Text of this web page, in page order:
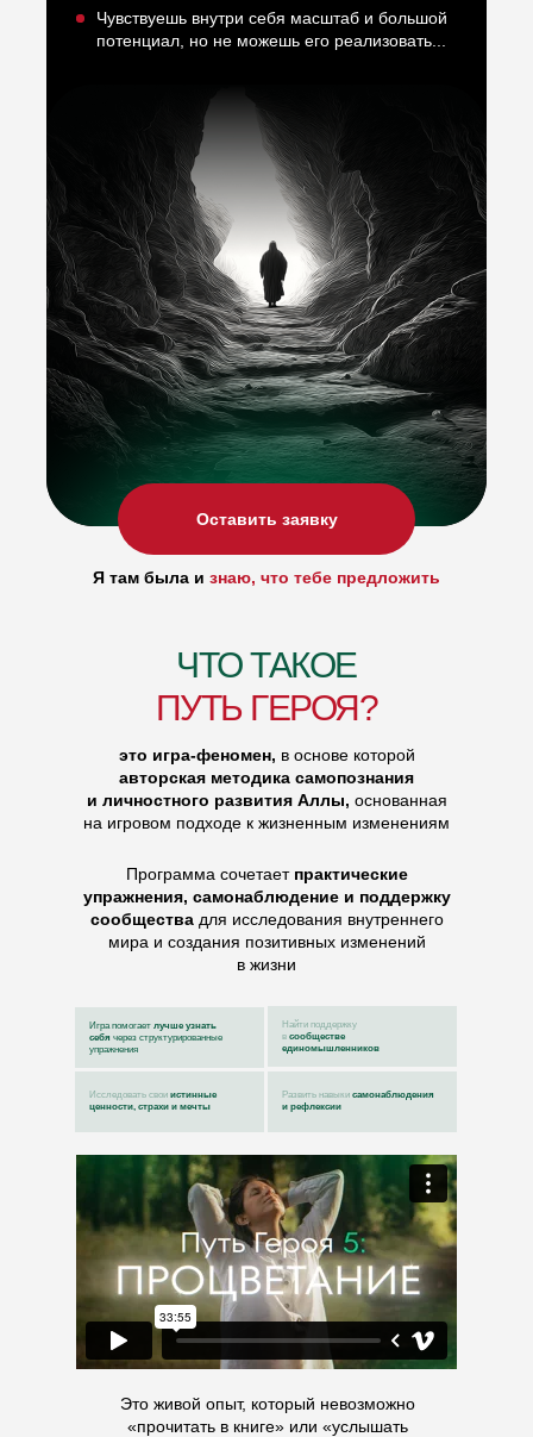
Я там была и знаю, что тебе предложить
Оставить заявку
Чувствуешь внутри себя масштаб и большой
потенциал, но не можешь его реализовать...
Это живой опыт, который невозможно
«прочитать в книге» или «услышать
Программа сочетает практические
упражнения, самонаблюдение и поддержку
сообществадля исследования внутреннего
мира и создания позитивных изменений
в жизни
это игра-феномен, в основе которой
авторская методика самопознания
и личностного развития Аллы, основанная
на игровом подходе к жизненным изменениям
ЧТО ТАКОЕ
ПУТЬ ГЕРОЯ?
Исследовать свои истинные
ценности, страхи и мечты
Найти поддержку
в сообществе
единомышленников
Развить навыки самонаблюдения
и рефлексии
Игра помогает лучше узнать
себя через структурированные
упражнения